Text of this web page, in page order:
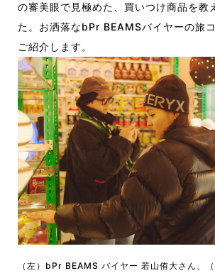
の審美眼で見極めた、買いつけ商品を教
た。お洒落なbPr BEAMSバイヤーの旅
ご紹介します。
（左）bPr BEAMS バイヤー 若山侑大さん、